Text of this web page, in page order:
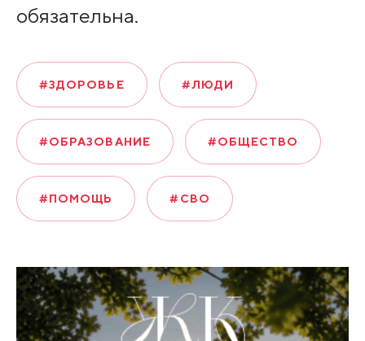
обязательна.
#ЗДОРОВЬЕ #ЛЮДИ
#ОБРАЗОВАНИЕ #ОБЩЕСТВО
#ПОМОЩЬ #СВО